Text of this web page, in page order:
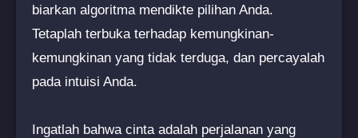
biarkan algoritma mendikte pilihan Anda.
Tetaplah terbuka terhadap kemungkinan-
kemungkinan yang tidak terduga, dan percayalah
pada intuisi Anda.
Ingatlah bahwa cinta adalah perjalanan yang